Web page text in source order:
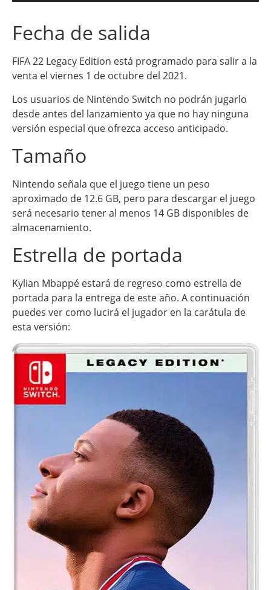
Fecha de salida
FIFA 22 Legacy Edition está programado para salir a la
venta el viernes 1 de octubre del 2021.
Los usuarios de Nintendo Switch no podrán jugarlo
desde antes del lanzamiento ya que no hay ninguna
versión especial que ofrezca acceso anticipado.
Tamaño
Nintendo señala que el juego tiene un peso
aproximado de 12.6 GB, pero para descargar el juego
será necesario tener al menos 14 GB disponibles de
almacenamiento.
Estrella de portada
Kylian Mbappé estará de regreso como estrella de
portada para la entrega de este año. A continuación
puedes ver como lucirá el jugador en la carátula de
esta versión: